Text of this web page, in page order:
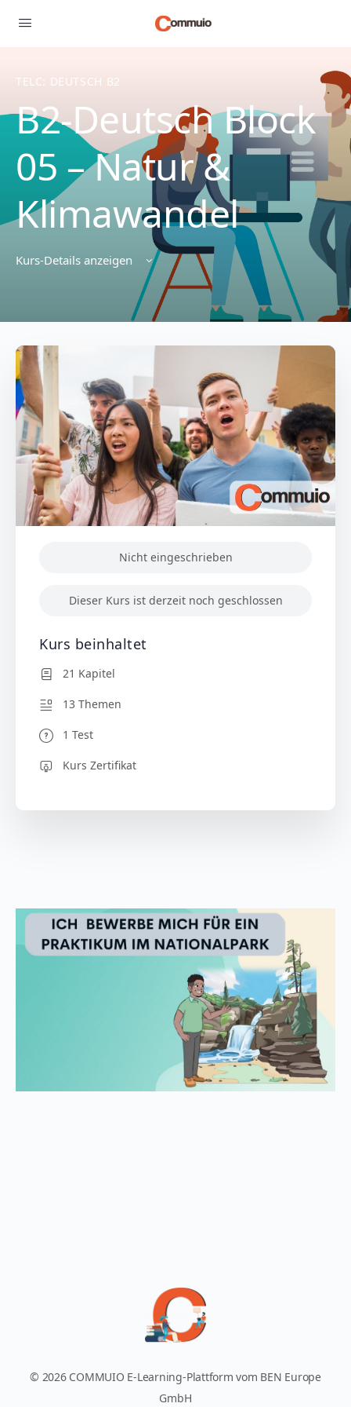
TELC: DEUTSCH B2
B2-Deutsch Block
05 – Natur &
Klimawandel
Kurs-Details anzeigen
Nicht eingeschrieben
Dieser Kurs ist derzeit noch geschlossen
Kurs beinhaltet
21 Kapitel
13 Themen
1 Test
Kurs Zertifikat
© 2026 COMMUIO E-Learning-Plattform vom BEN Europe
GmbH